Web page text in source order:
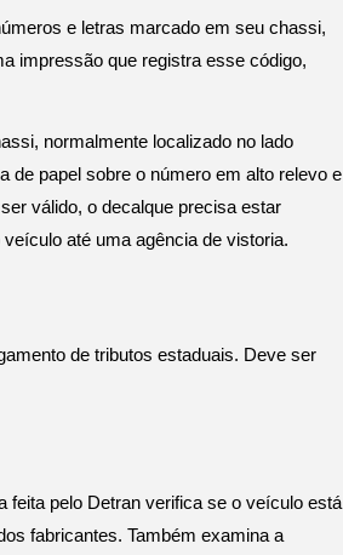
e letras marcado em seu chassi,
impressão que registra esse código,
normalmente localizado no lado
de papel sobre o número em alto relevo e
válido, o decalque precisa estar
até uma agência de vistoria.
de tributos estaduais. Deve ser
feita pelo Detran verifica se o veículo está
fabricantes. Também examina a